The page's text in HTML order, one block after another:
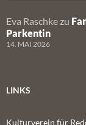
Eva Raschke zu
Parkentin
14. MAI 2026
LINKS
Kulturverein für